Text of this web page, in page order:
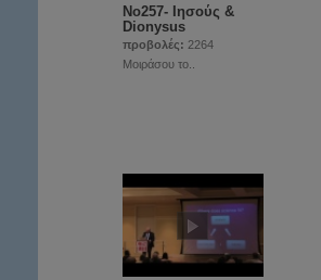
No257- Ιησούς &
Dionysus
προβολές: 2264
Μοιράσου το..